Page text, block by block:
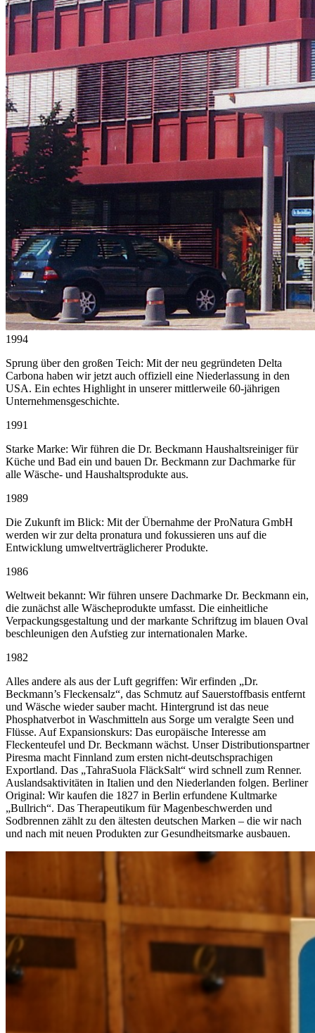
1994
Sprung über den großen Teich: Mit der neu gegründeten Delta
Carbona haben wir jetzt auch offiziell eine Niederlassung in den
USA. Ein echtes Highlight in unserer mittlerweile 60-jährigen
Unternehmensgeschichte.
1991
Starke Marke: Wir führen die Dr. Beckmann Haushaltsreiniger für
Küche und Bad ein und bauen Dr. Beckmann zur Dachmarke für
alle Wäsche- und Haushaltsprodukte aus.
1989
Die Zukunft im Blick: Mit der Übernahme der ProNatura GmbH
werden wir zur delta pronatura und fokussieren uns auf die
Entwicklung umweltverträglicherer Produkte.
1986
Weltweit bekannt: Wir führen unsere Dachmarke Dr. Beckmann ein,
die zunächst alle Wäscheprodukte umfasst. Die einheitliche
Verpackungsgestaltung und der markante Schriftzug im blauen Oval
beschleunigen den Aufstieg zur internationalen Marke.
1982
Alles andere als aus der Luft gegriffen: Wir erfinden „Dr.
Beckmann’s Fleckensalz“, das Schmutz auf Sauerstoffbasis entfernt
und Wäsche wieder sauber macht. Hintergrund ist das neue
Phosphatverbot in Waschmitteln aus Sorge um veralgte Seen und
Flüsse. Auf Expansionskurs: Das europäische Interesse am
Fleckenteufel und Dr. Beckmann wächst. Unser Distributionspartner
Piresma macht Finnland zum ersten nicht-deutschsprachigen
Exportland. Das „TahraSuola FläckSalt“ wird schnell zum Renner.
Auslandsaktivitäten in Italien und den Niederlanden folgen. Berliner
Original: Wir kaufen die 1827 in Berlin erfundene Kultmarke
„Bullrich“. Das Therapeutikum für Magenbeschwerden und
Sodbrennen zählt zu den ältesten deutschen Marken – die wir nach
und nach mit neuen Produkten zur Gesundheitsmarke ausbauen.